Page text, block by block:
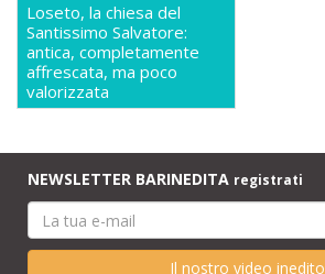
Loseto, la chiesa del
Santissimo Salvatore:
antica, completamente
affrescata, ma poco
valorizzata
NEWSLETTER BARINEDITA registrati
Il nostro video inedito